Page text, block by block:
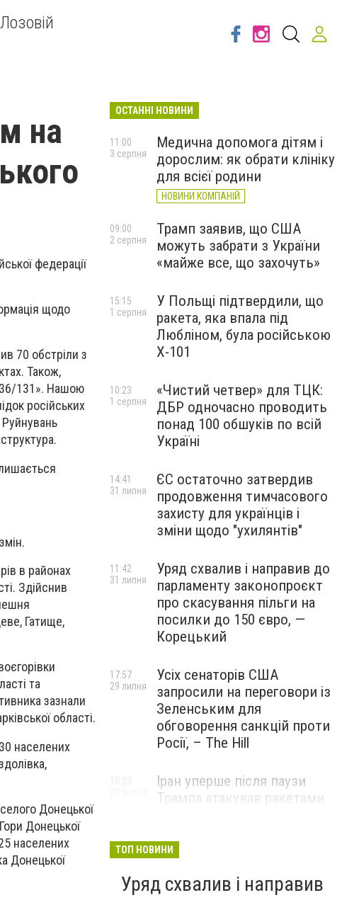
на
федерації
щодо
70 обстріли з
Також,
131». Нашою
російських
Руйнувань
в районах
Здійснив
Гатище,
та
зазнали
області.
населених
Донецької
Донецької
населених
Донецької
ОСТАННІ НОВИНИ
Медична допомога дітям і
дорослим: як обрати клініку
для всієї родини
НОВИНИ КОМПАНІЙ
11:00
3 серпня
Трамп заявив, що США
можуть забрати з України
«майже все, що захочуть»
09:00
2 серпня
У Польщі підтвердили, що
ракета, яка впала під
Любліном, була російською
Х-101
15:15
1 серпня
«Чистий четвер» для ТЦК:
ДБР одночасно проводить
понад 100 обшуків по всій
Україні
10:23
1 серпня
ЄС остаточно затвердив
продовження тимчасового
захисту для українців і
зміни щодо "ухилянтів"
14:41
31 липня
Уряд схвалив і направив до
парламенту законопроєкт
про скасування пільги на
посилки до 150 євро, —
Корецький
11:42
31 липня
Усіх сенаторів США
запросили на переговори із
Зеленським для
обговорення санкцій проти
Росії, – The Hill
17:57
29 липня
Іран уперше після паузи
Трампа атакував ракетами
15:23
ТОП НОВИНИ
Уряд схвалив і направив